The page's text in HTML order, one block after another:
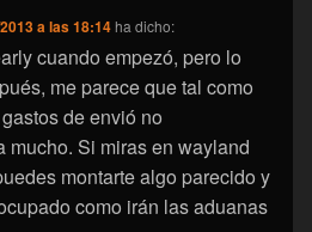
a las 18:14 ha dicho:
cuando empezó, pero lo
me parece que tal como
de envió no
mucho. Si miras en wayland
montarte algo parecido y
como irán las aduanas